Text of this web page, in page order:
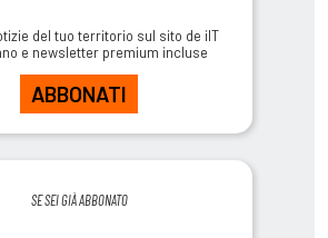
del tuo territorio sul sito de ilT
e newsletter premium incluse
ABBONATI
SE SEI GIÀ ABBONATO